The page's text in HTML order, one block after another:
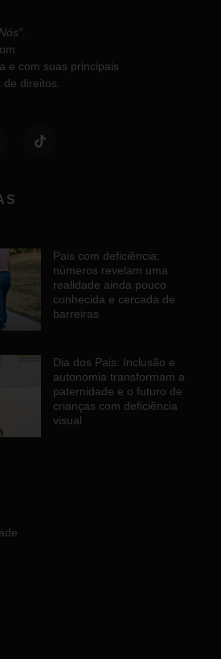
e com suas principais
direitos.
Pais com deficiência:
números revelam uma
realidade ainda pouco
conhecida e cercada de
barreiras
Dia dos Pais: Inclusão e
autonomia transformam a
paternidade e o futuro de
crianças com deficiência
visual